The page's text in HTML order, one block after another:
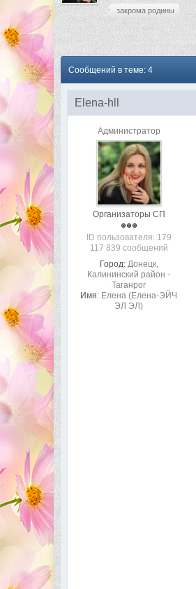
закрома родины
Сообщений в теме: 4
Elena-hll
Администратор
Организаторы СП
ID пользователя: 179
117 839 сообщений
Город: Донецк,
Калининский район -
Таганрог
Имя: Елена (Елена-ЭЙЧ
ЭЛ ЭЛ)